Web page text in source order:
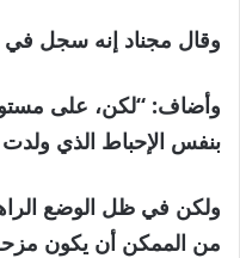
وقال مجناد إنه سجل في
وأضاف: “لكن، على
بنفس الإحباط الذي ولدت
ولكن في ظل الوضع
من الممكن أن يكون